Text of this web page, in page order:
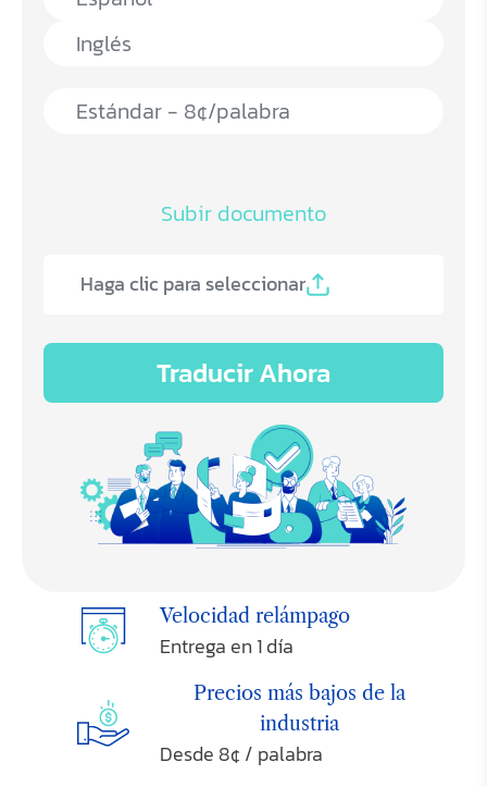
Subir documento
Haga clic para seleccionar
Velocidad relámpago
Entrega en 1 día
Precios más bajos de la
industria
Desde 8¢ / palabra